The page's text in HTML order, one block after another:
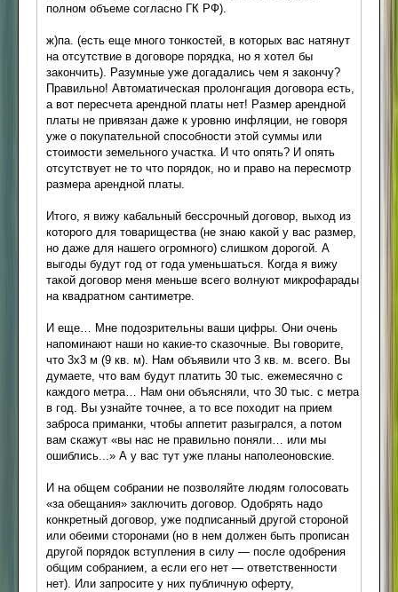
полном объеме согласно ГК РФ).
ж)па. (есть еще много тонкостей, в которых вас натянут
на отсутствие в договоре порядка, но я хотел бы
закончить). Разумные уже догадались чем я закончу?
Правильно! Автоматическая пролонгация договора есть,
а вот пересчета арендной платы нет! Размер арендной
платы не привязан даже к уровню инфляции, не говоря
уже о покупательной способности этой суммы или
стоимости земельного участка. И что опять? И опять
отсутствует не то что порядок, но и право на пересмотр
размера арендной платы.
Итого, я вижу кабальный бессрочный договор, выход из
которого для товарищества (не знаю какой у вас размер,
но даже для нашего огромного) слишком дорогой. А
выгоды будут год от года уменьшаться. Когда я вижу
такой договор меня меньше всего волнуют микрофарады
на квадратном сантиметре.
И еще… Мне подозрительны ваши цифры. Они очень
напоминают наши но какие-то сказочные. Вы говорите,
что 3х3 м (9 кв. м). Нам объявили что 3 кв. м. всего. Вы
думаете, что вам будут платить 30 тыс. ежемесячно с
каждого метра… Нам они объясняли, что 30 тыс. с метра
в год. Вы узнайте точнее, а то все походит на прием
заброса приманки, чтобы аппетит разыгрался, а потом
вам скажут «вы нас не правильно поняли… или мы
ошиблись...» А у вас тут уже планы наполеоновские.
И на общем собрании не позволяйте людям голосовать
«за обещания» заключить договор. Одобрять надо
конкретный договор, уже подписанный другой стороной
или обеими сторонами (но в нем должен быть прописан
другой порядок вступления в силу — после одобрения
общим собранием, а если его нет — ответственности
нет). Или запросите у них публичную оферту,